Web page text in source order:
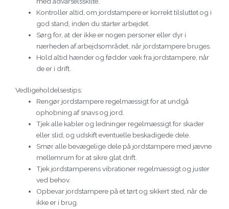
Kontroller altid, om jordstampere er korrekt tilsluttet og i
god stand, inden du starter arbejdet.
Sørg for, at der ikke er nogen personer eller dyr i
nærheden af arbejdsområdet, når jordstampere bruges.
Hold altid hænder og fødder væk fra jordstampere, når
de er i drift.
Vedligeholdelsestips:
Rengør jordstampere regelmæssigt for at undgå
ophobning af snavs og jord.
Tjek alle kabler og ledninger regelmæssigt for skader
eller slid, og udskift eventuelle beskadigede dele.
Smør alle bevægelige dele på jordstampere med jævne
mellemrum for at sikre glat drift.
Tjek jordstamperens vibrationer regelmæssigt og juster
ved behov.
Opbevar jordstampere på et tørt og sikkert sted, når de
ikke er i brug.